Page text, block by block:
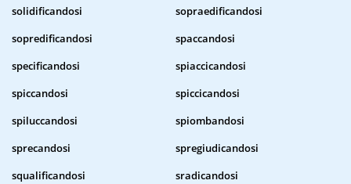
solidificandosi
sopraedificandosi
sopredificandosi
spaccandosi
specificandosi
spiaccicandosi
spiccandosi
spiccicandosi
spiluccandosi
spiombandosi
sprecandosi
spregiudicandosi
squalificandosi
sradicandosi